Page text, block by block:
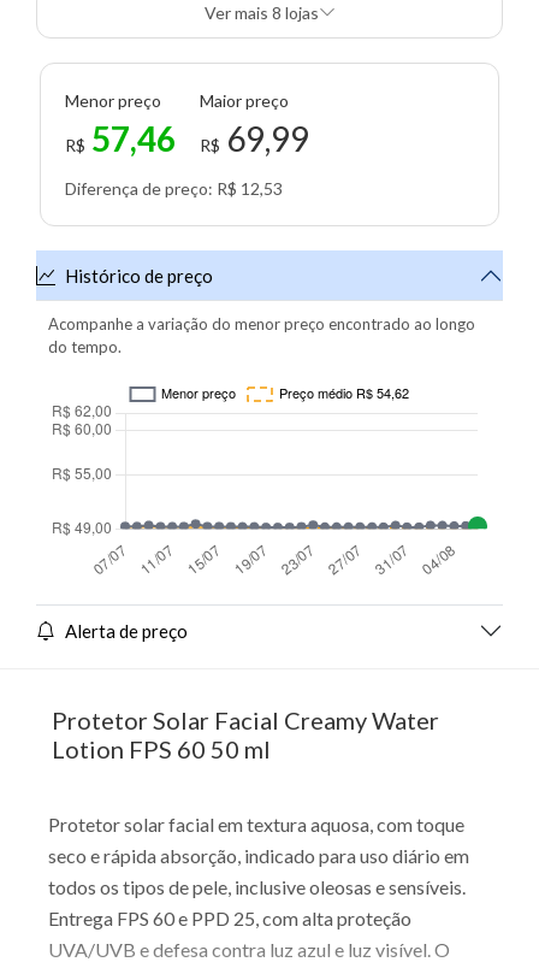
Ver mais 8 lojas
Menor preço
R$ 57,46
Maior preço
R$ 69,99
Diferença de preço: R$ 12,53
Histórico de preço
Acompanhe a variação do menor preço encontrado ao longo
do tempo.
Alerta de preço
Protetor Solar Facial Creamy Water
Lotion FPS 60 50 ml
Protetor solar facial em textura aquosa, com toque
seco e rápida absorção, indicado para uso diário em
todos os tipos de pele, inclusive oleosas e sensíveis.
Entrega FPS 60 e PPD 25, com alta proteção
UVA/UVB e defesa contra luz azul e luz visível. O